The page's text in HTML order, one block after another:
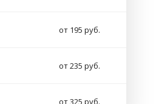
от 195 руб.
от 235 руб.
от 325 руб.